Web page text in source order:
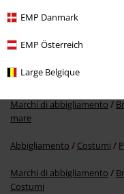
EMP Danmark
EMP Österreich
Large Belgique
Altre Categorie. Altre
EMP
Abbigliamento
Marchi di abbigliamento
mare
Abbigliamento Costumi
Marchi di abbigliamento
Costumi